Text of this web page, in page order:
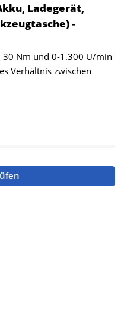
Ladegerät,
-
Nm und 0-1.300 U/min
Verhältnis zwischen